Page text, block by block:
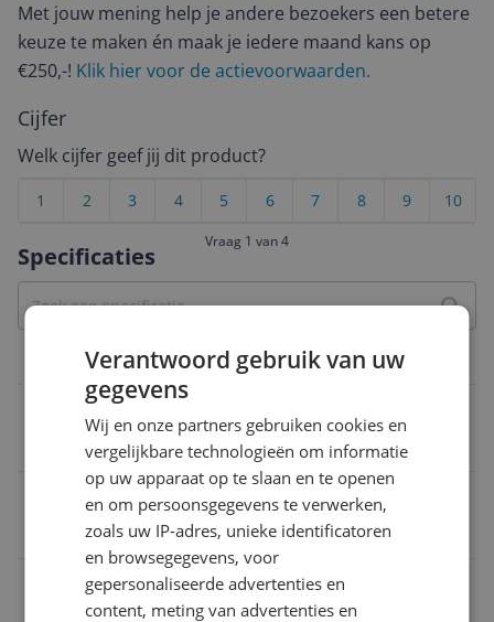
Specificaties
Materiaal & afmetingen
Product lengte
38,1 cm
Product breedte
33,8 cm
Product hoogte
Met jouw mening help je andere bezoekers een betere
keuze te maken én maak je iedere maand kans op
€250,-! Klik hier voor de actievoorwaarden.
Cijfer
Welk cijfer geef jij dit product?
10
9
8
7
6
5
4
3
2
1
Vraag 1 van 4
Verantwoord gebruik van uw
gegevens
Wij en onze partners gebruiken cookies en
vergelijkbare technologieën om informatie
op uw apparaat op te slaan en te openen
en om persoonsgegevens te verwerken,
zoals uw IP-adres, unieke identificatoren
en browsegegevens, voor
gepersonaliseerde advertenties en
content, meting van advertenties en